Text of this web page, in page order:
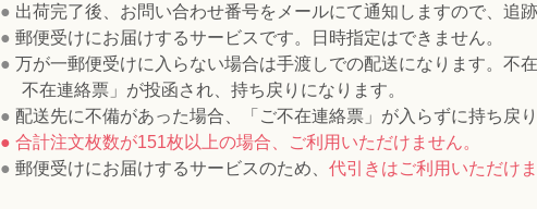
● 出荷完了後、お問い合わせ番号をメールにて通知しますので、追
● 郵便受けにお届けするサービスです。日時指定はできません。
● 万が一郵便受けに入らない場合は手渡しでの配送になります。不
不在連絡票」が投函され、持ち戻りになります。
● 配送先に不備があった場合、「ご不在連絡票」が入らずに持ち戻り
● 合計注文枚数が151枚以上の場合、ご利用いただけません。
● 郵便受けにお届けするサービスのため、 代引きはご利用いただけま